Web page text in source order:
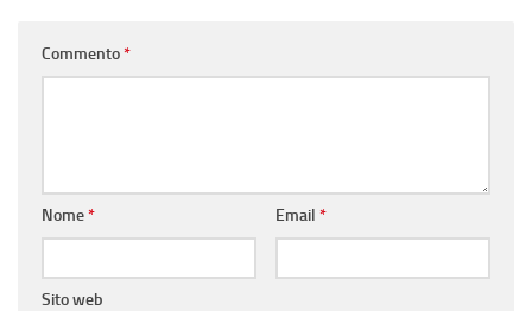
Commento*
Nome* Email *
Sito web